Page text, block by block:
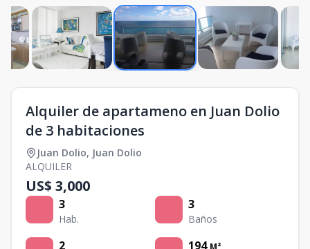
Alquiler de apartameno en Juan Dolio
de 3 habitaciones
Juan Dolio, Juan Dolio
ALQUILER
US$ 3,000
3
Hab.
3
Baños
2 194 M²